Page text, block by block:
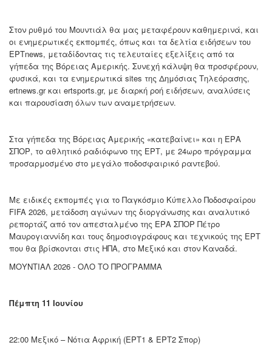
Στον ρυθμό του Μουντιάλ θα μας μεταφέρουν καθημερινά, και
οι ενημερωτικές εκπομπές, όπως και τα δελτία ειδήσεων του
ΕΡΤnews, μεταδίδοντας τις τελευταίες εξελίξεις από τα
γήπεδα της Βόρειας Αμερικής. Συνεχή κάλυψη θα προσφέρουν,
φυσικά, και τα ενημερωτικά sites της Δημόσιας Τηλεόρασης,
ertnews.gr και ertsports.gr, με διαρκή ροή ειδήσεων, αναλύσεις
και παρουσίαση όλων των αναμετρήσεων.
Στα γήπεδα της Βόρειας Αμερικής «κατεβαίνει» και η ΕΡΑ
ΣΠΟΡ, το αθλητικό ραδιόφωνο της ΕΡΤ, με 24ωρο πρόγραμμα
προσαρμοσμένο στο μεγάλο ποδοσφαιρικό ραντεβού.
Με ειδικές εκπομπές για το Παγκόσμιο Κύπελλο Ποδοσφαίρου
FIFA 2026, μετάδοση αγώνων της διοργάνωσης και αναλυτικό
ρεπορτάζ από τον απεσταλμένο της ΕΡΑ ΣΠΟΡ Πέτρο
Μαυρογιαννίδη και τους δημοσιογράφους και τεχνικούς της ΕΡΤ
που θα βρίσκονται στις ΗΠΑ, στο Μεξικό και στον Καναδά.
ΜΟΥΝΤΙΑΛ 2026 - ΟΛΟ ΤΟ ΠΡΟΓΡΑΜΜΑ
Πέμπτη 11 Ιουνίου
22:00 Μεξικό – Νότια Αφρική (ΕΡΤ1 & ΕΡΤ2 Σπορ)